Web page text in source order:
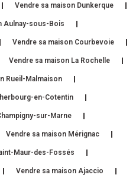
Vendre sa maison Dunkerque
Aulnay-sous-Bois
Vendre sa maison Courbevoie
Vendre sa maison La Rochelle
Rueil-Malmaison
en-Cotentin
sur-Marne
Vendre sa maison Mérignac
Maur-des-Fossés
Vendre sa maison Ajaccio